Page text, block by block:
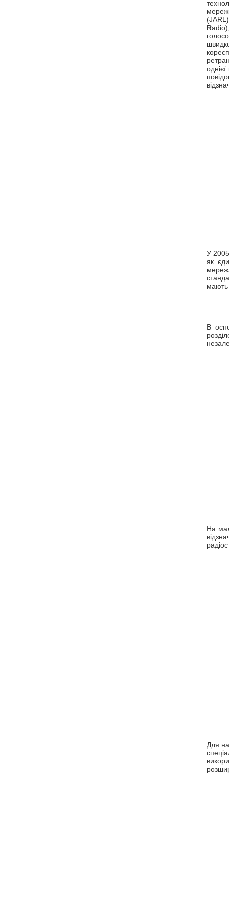
R
У
як
мають
В
На
Для